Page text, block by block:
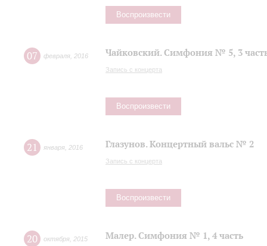
Воспроизвести
07 февраля 2016 Чайковский. Симфония № 5, 3
Запись с концерта
Воспроизвести
21 января 2016 Глазунов. Концертный вальс № 2
Запись с концерта
Воспроизвести
20 октября 2015 Малер. Симфония № 1, 4 часть